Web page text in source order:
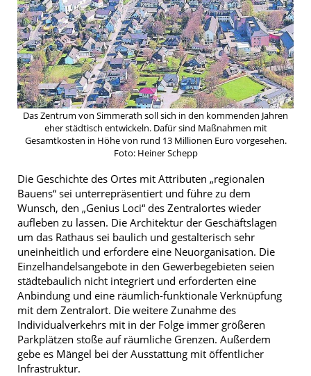
Das Zentrum von Simmerath soll sich in den kommenden Jahren
eher städtisch entwickeln. Dafür sind Maßnahmen mit
Gesamtkosten in Höhe von rund 13 Millionen Euro vorgesehen.
Foto: Heiner Schepp
Die Geschichte des Ortes mit Attributen „regionalen
Bauens“ sei unterrepräsentiert und führe zu dem
Wunsch, den „Genius Loci“ des Zentralortes wieder
aufleben zu lassen. Die Architektur der Geschäftslagen
um das Rathaus sei baulich und gestalterisch sehr
uneinheitlich und erfordere eine Neuorganisation. Die
Einzelhandelsangebote in den Gewerbegebieten seien
städtebaulich nicht integriert und erforderten eine
Anbindung und eine räumlich-funktionale Verknüpfung
mit dem Zentralort. Die weitere Zunahme des
Individualverkehrs mit in der Folge immer größeren
Parkplätzen stoße auf räumliche Grenzen. Außerdem
gebe es Mängel bei der Ausstattung mit öffentlicher
Infrastruktur.